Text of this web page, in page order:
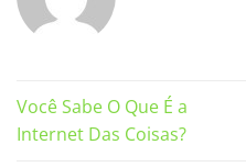
Você Sabe O Que É a
Internet Das Coisas?